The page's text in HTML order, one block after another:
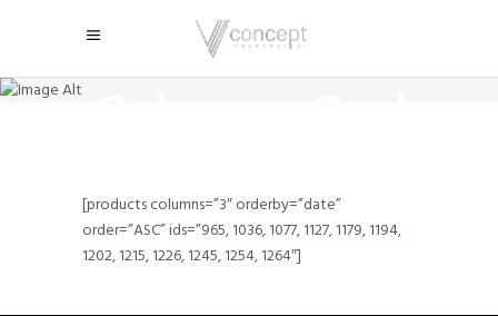
Three
[products columns=”3″ orderby=”date”
order=”ASC” ids=”965, 1036, 1077, 1127, 1179, 1194,
1202, 1215, 1226, 1245, 1254, 1264″]